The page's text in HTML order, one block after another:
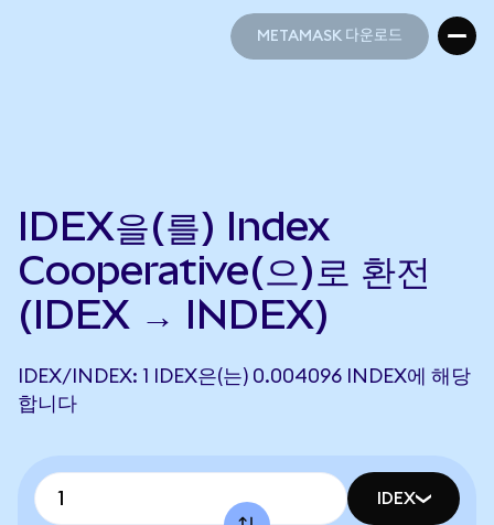
METAMASK 다운로드
IDEX을(를) Index
Cooperative(으)로 환전
(IDEX → INDEX)
IDEX/INDEX: 1 IDEX은(는) 0.004096 INDEX에 해당
합니다
IDEX